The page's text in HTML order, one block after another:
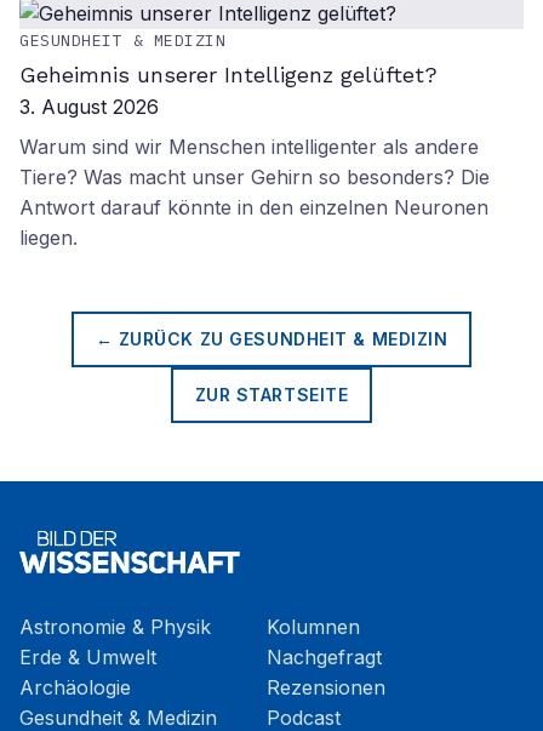
GESUNDHEIT & MEDIZIN
Geheimnis unserer Intelligenz gelüftet?
3. August 2026
Warum sind wir Menschen intelligenter als andere
Tiere? Was macht unser Gehirn so besonders? Die
Antwort darauf könnte in den einzelnen Neuronen
liegen.
← ZURÜCK ZU GESUNDHEIT & MEDIZIN
ZUR STARTSEITE
Astronomie & Physik
Erde & Umwelt
Archäologie
Gesundheit & Medizin
Kolumnen
Nachgefragt
Rezensionen
Podcast